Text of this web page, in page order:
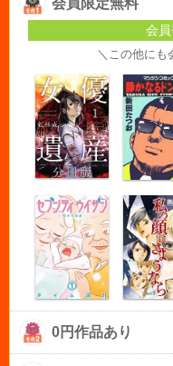
会員限定無料
会
＼この他にも
0円作品あり